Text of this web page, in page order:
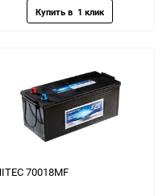
70018MF